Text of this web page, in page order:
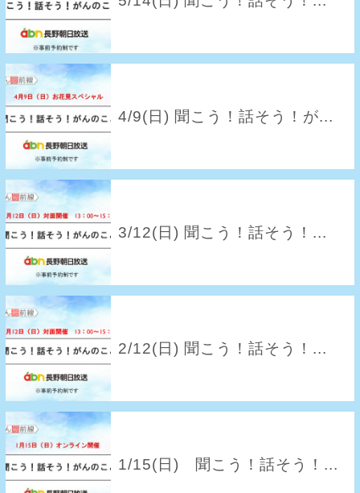
4/9(日) 聞こう！話そう！が...
3/12(日) 聞こう！話そう！...
2/12(日) 聞こう！話そう！...
1/15(日) 聞こう！話そう！...